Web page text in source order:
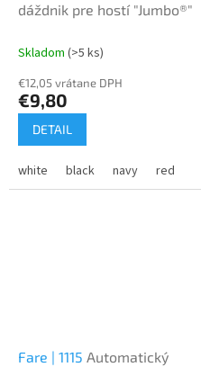
dáždnik pre hostí "Jumbo®"
Skladom (>5 ks)
€12,05 vrátane DPH
€9,80
DETAIL
white black navy red
Fare | 1115 Automatický